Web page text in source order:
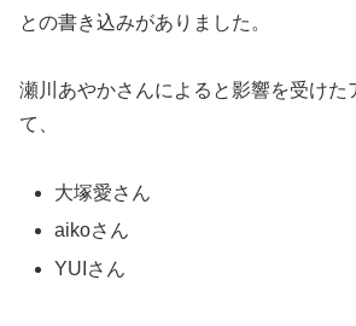
との書き込みがありました。
瀬川あやかさんによると影響を受けた
て、
大塚愛さん
aikoさん
YUIさん